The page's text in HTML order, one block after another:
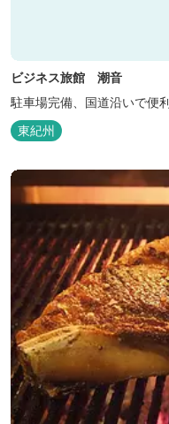
ビジネス旅館 潮音
駐車場完備、国道沿いで便利
東紀州